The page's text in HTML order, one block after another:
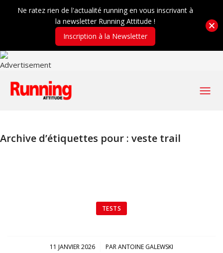
Archive d’étiquettes pour : veste trail
TESTS
11 JANVIER 2026
/ PARANTOINE GALEWSKI
Ne ratez rien de l'actualité running en vous inscrivant à
la newsletter Running Attitude !
Inscription à la Newsletter